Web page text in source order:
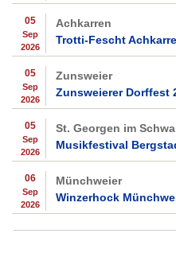
05
Sep
2026
Achkarren
Trotti-Fescht
05
Sep
2026
Zunsweier
Zunsweierer Dorffest
05
Sep
2026
St. Georgen im
Musikfestival
06
Sep
2026
Münchweier
Winzerhock